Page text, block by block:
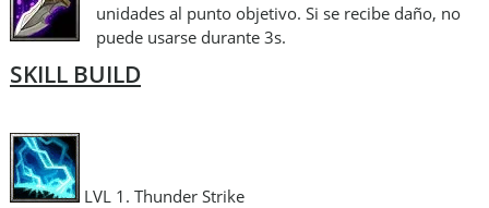
unidades al punto objetivo. Si se recibe daño, no
puede usarse durante 3s.
SKILL BUILD
LVL 1. Thunder Strike